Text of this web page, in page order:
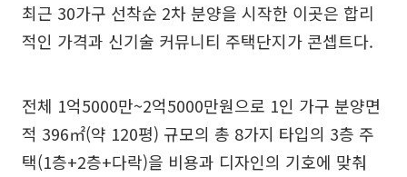
최근 30가구 선착순 2차 분양을 시작한 이곳은 합리
적인 가격과 신기술 커뮤니티 주택단지가 콘셉트다.
전체 1억5000만~2억5000만원으로 1인 가구 분양면
적 396㎡(약 120평) 규모의 총 8가지 타입의 3층 주
택(1층+2층+다락)을 비용과 디자인의 기호에 맞춰